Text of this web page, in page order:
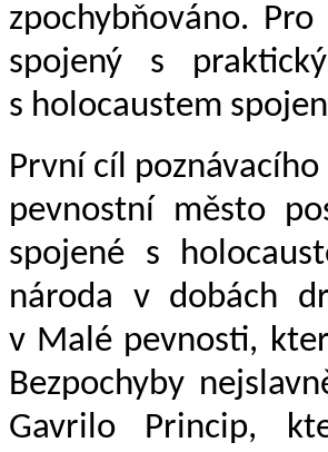
zpochybňováno.
spojený s
s holocaustem
První cíl
pevnostní město
spojené s
národa v dobách
v Malé pevnosti,
Bezpochyby
Gavrilo Princip,